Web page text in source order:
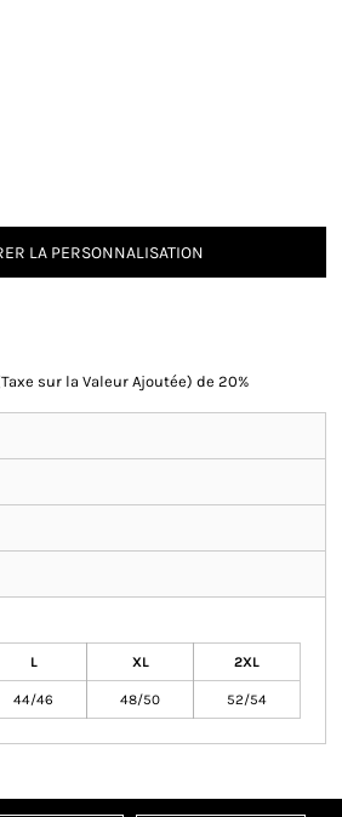
LA PERSONNALISATION
sur la Valeur Ajoutée) de 20%
L XL 2XL
44/46 48/50 52/54